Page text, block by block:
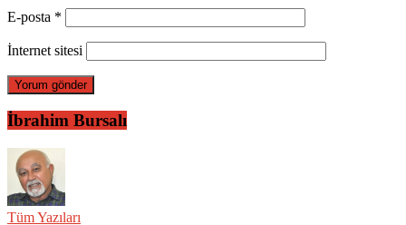
E-posta *
İnternet sitesi
İbrahim Bursalı
Tüm Yazıları